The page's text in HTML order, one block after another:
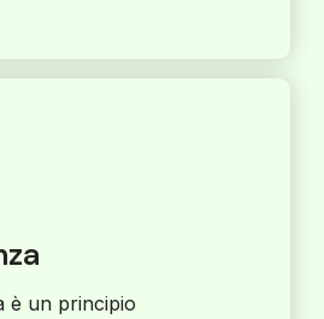
è un principio